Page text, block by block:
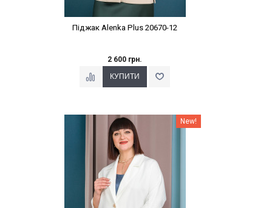
Піджак Alenka Plus 20670-12
2 600 грн.
Наклейки Варіант з % New!